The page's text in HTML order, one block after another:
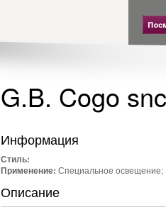
G.B. Cogo
Информация
Стиль:
Применение: Специальное освещение;
Описание